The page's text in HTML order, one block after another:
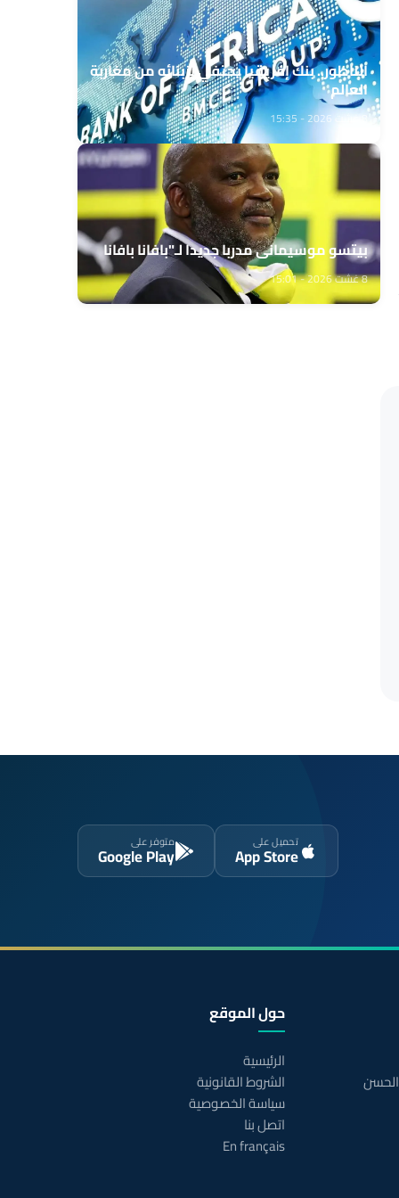
الناظور.. بنك إفريقيا يحتفي بزبنائه من مغاربة
العالم
8 غشت 2026 - 15:35
بيتسو موسيماني مدربا جديدا لـ"بافانا بافانا
8 غشت 2026 - 15:01
تحميل على
App Store
متوفر على
Google Play
حول الموقع
الرئيسية
الشروط القانونية
سياسة الخصوصية
اتصل بنا
En français